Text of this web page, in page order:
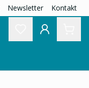
Newsletter Kontakt